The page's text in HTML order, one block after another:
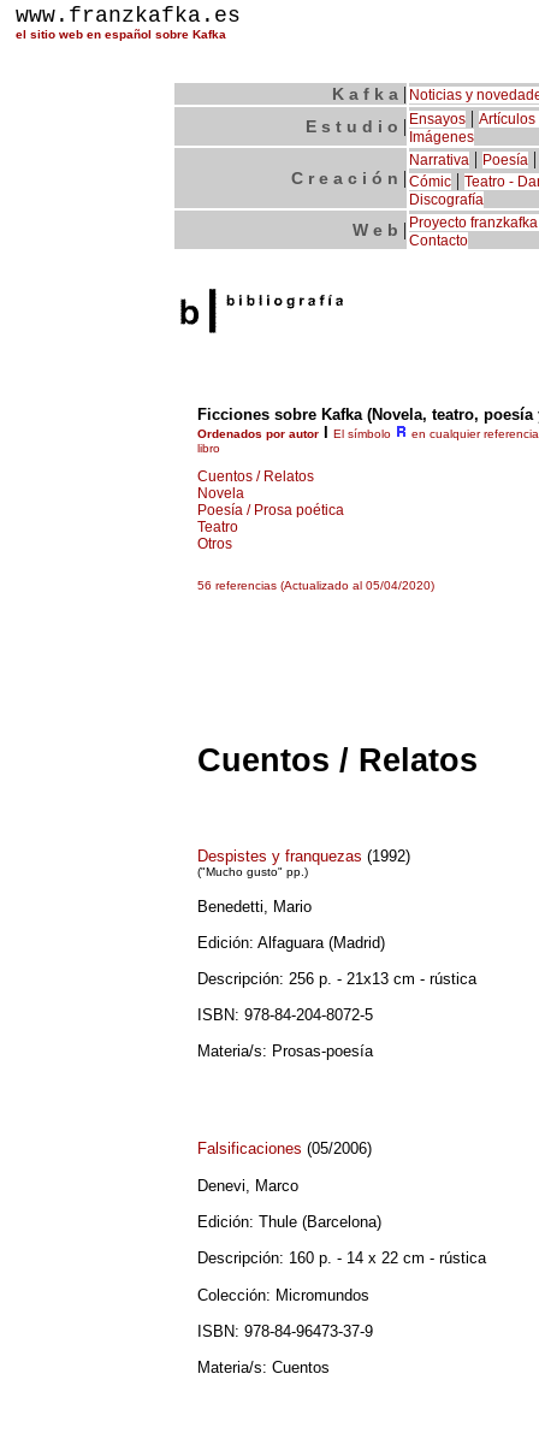
www.franzkafka.es
el sitio web en español sobre Kafka
K a f k a| Noticias y
E s t u d i o | Ensayos|
Imágenes
C r e a c i ó n |
Narrativa| Poesía
Cómic| Teatro -
Discografía
W e b | Proyecto
Contacto
Ficciones sobre Kafka (Novela, teatro, poesía
Ordenados por autor El símbolo
en cualquier
libro
Cuentos / Relatos
Novela
Poesía / Prosa poética
Teatro
Otros
56 referencias (Actualizado al 05/04/2020)
Cuentos / Relatos
Despistes y franquezas (1992)
("Mucho gusto" pp.)
Benedetti, Mario
Edición: Alfaguara (Madrid)
Descripción: 256 p. - 21x13 cm - rústica
ISBN: 978-84-204-8072-5
Materia/s: Prosas-poesía
Falsificaciones (05/2006)
Denevi, Marco
Edición: Thule (Barcelona)
Descripción: 160 p. - 14 x 22 cm - rústica
Colección: Micromundos
ISBN: 978-84-96473-37-9
Materia/s: Cuentos